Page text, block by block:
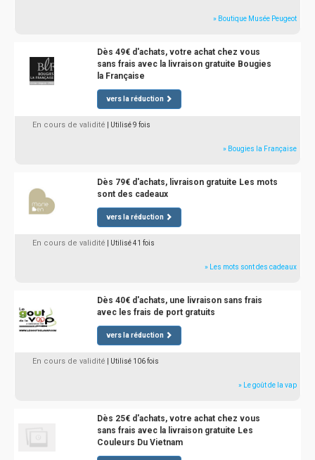
» Boutique Musée Peugeot
Dès 49€ d'achats, votre achat chez vous
sans frais avec la livraison gratuite Bougies
la Française
vers la réduction
En cours de validité | Utilisé 9 fois
» Bougies la Française
Dès 79€ d'achats, livraison gratuite Les mots
sont des cadeaux
vers la réduction
En cours de validité | Utilisé 41 fois
» Les mots sont des cadeaux
Dès 40€ d'achats, une livraison sans frais
avec les frais de port gratuits
vers la réduction
En cours de validité | Utilisé 106 fois
» Le goût de la vap
Dès 25€ d'achats, votre achat chez vous
sans frais avec la livraison gratuite Les
Couleurs Du Vietnam